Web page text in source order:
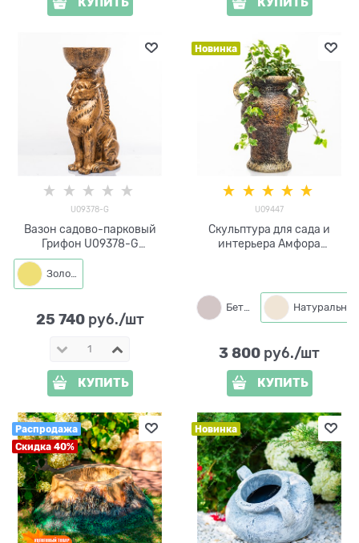
U09378-G
Вазон садово-парковый
Грифон U09378-G
стеклопластик под золото
Золото
25 740 руб./шт
КУПИТЬ
Новинка
U09447
Скульптура для сада и
интерьера Амфора
Бетон
3 800 руб./шт
КУПИТЬ
Распродажа
Скидка 40%
Новинка